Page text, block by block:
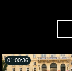
01:00:36